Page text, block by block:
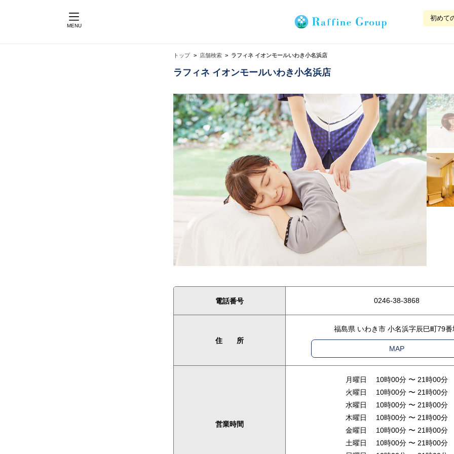
MENU
初めて
トップ 店舗検索 ラフィネ イオンモールいわき小名浜店
ラフィネ イオンモールいわき小名浜店
電話番号 0246-38-3868
住 所
福島県 いわき市 小名浜字辰巳町79番
MAP
営業時間
月曜日 10時00分 〜 21時00分
火曜日 10時00分 〜 21時00分
水曜日 10時00分 〜 21時00分
木曜日 10時00分 〜 21時00分
金曜日 10時00分 〜 21時00分
土曜日 10時00分 〜 21時00分